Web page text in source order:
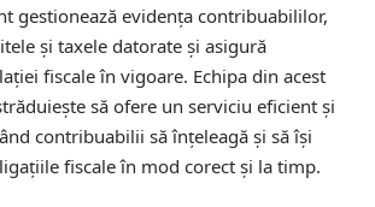
gestionează evidența contribuabililor,
și taxele datorate și asigură
fiscale în vigoare. Echipa din acest
să ofere un serviciu eficient și
contribuabilii să înțeleagă și să își
fiscale în mod corect și la timp.